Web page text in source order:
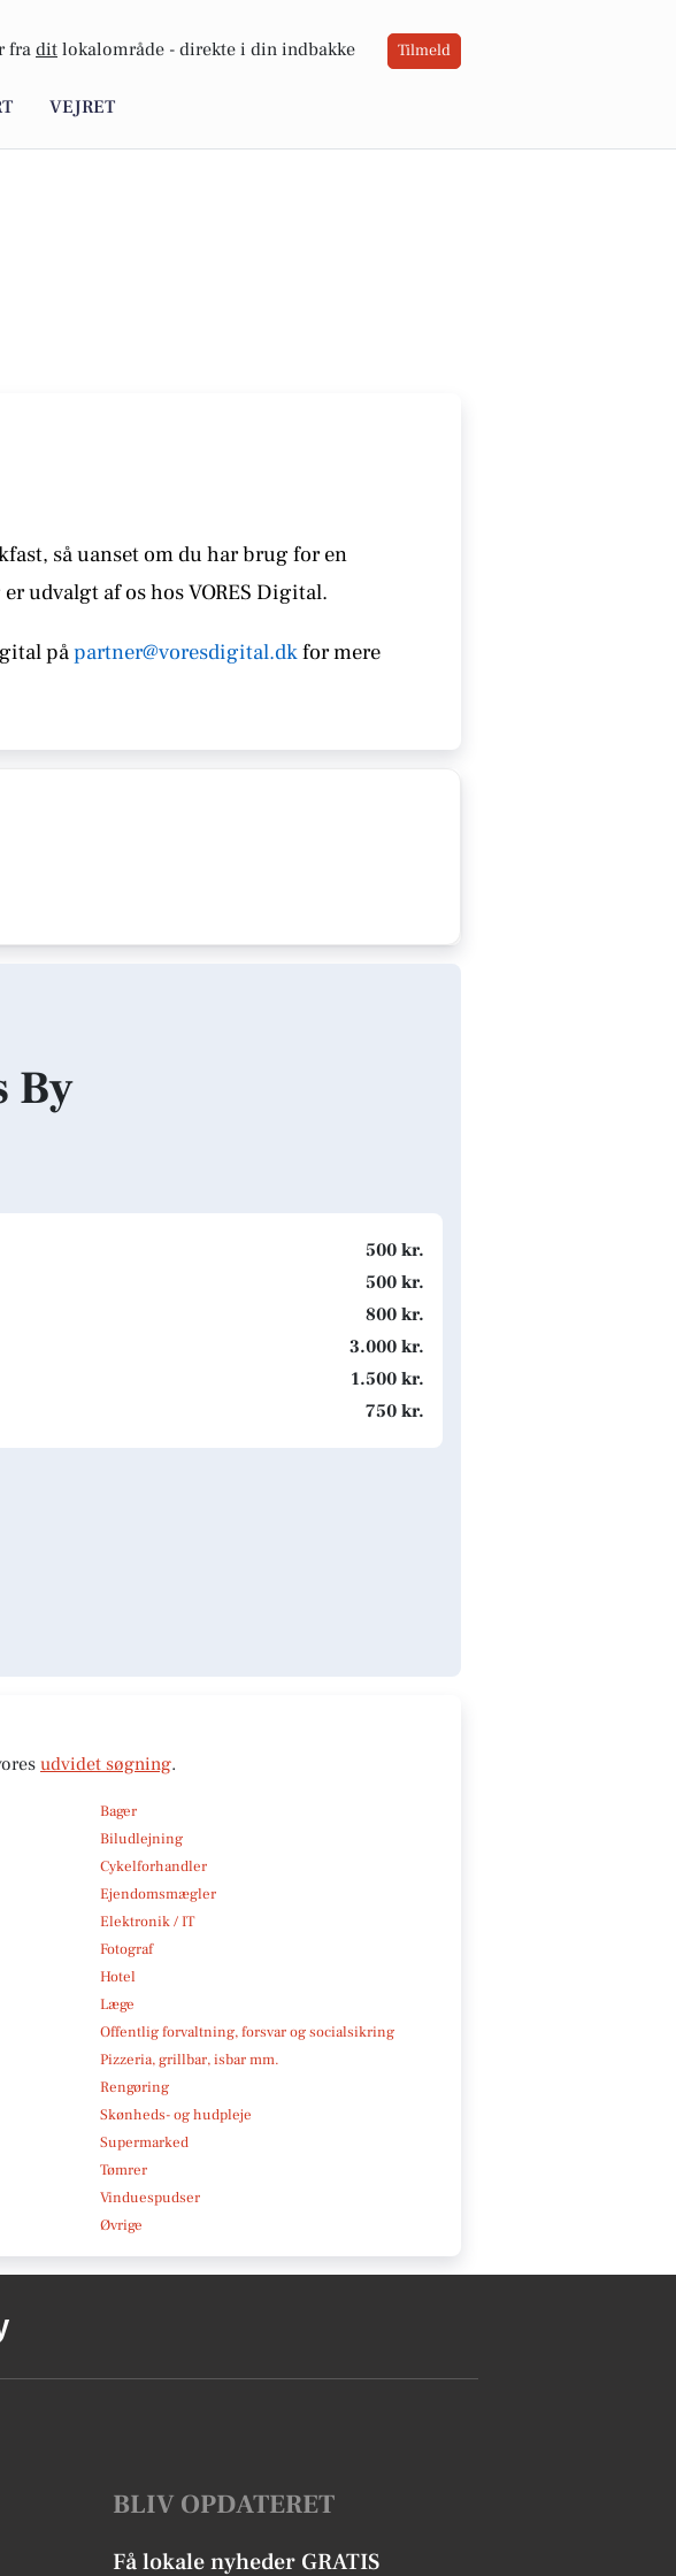
fra dit lokalområde - direkte i din indbakke Tilmeld
VEJRET
så uanset om du har brug for en
er udvalgt af os hos VORES Digital.
påpartner@voresdigital.dkfor mere
By
500 kr.
500 kr.
800 kr.
3.000 kr.
1.500 kr.
750 kr.
udvidet søgning.
Bager
Biludlejning
Cykelforhandler
Ejendomsmægler
Elektronik / IT
Fotograf
Hotel
Læge
Offentlig forvaltning, forsvar og socialsikring
Pizzeria, grillbar, isbar mm.
Rengøring
Skønheds- og hudpleje
Supermarked
Tømrer
Vinduespudser
Øvrige
BLIV OPDATERET
Få lokale nyheder GRATIS